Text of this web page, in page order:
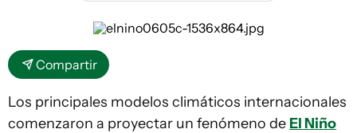
Compartir
Los principales modelos climáticos internacionales
comenzaron a proyectar un fenómeno deEl Niño